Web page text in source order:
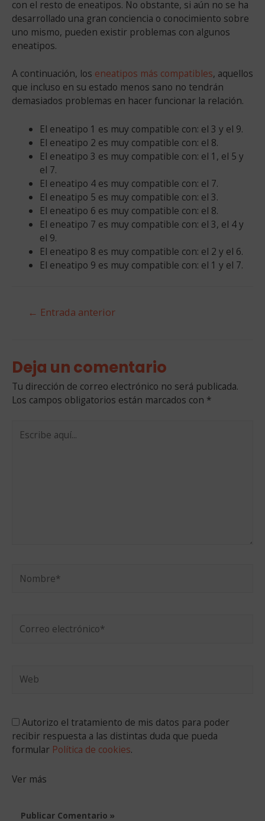
con el resto de eneatipos. No obstante, si aún no se ha
desarrollado una gran conciencia o conocimiento sobre
uno mismo, pueden existir problemas con algunos
eneatipos.
A continuación, los eneatipos más compatibles, aquellos
que incluso en su estado menos sano no tendrán
demasiados problemas en hacer funcionar la relación.
El eneatipo 1 es muy compatible con: el 3 y el 9.
El eneatipo 2 es muy compatible con: el 8.
El eneatipo 3 es muy compatible con: el 1, el 5 y
el 7.
El eneatipo 4 es muy compatible con: el 7.
El eneatipo 5 es muy compatible con: el 3.
El eneatipo 6 es muy compatible con: el 8.
El eneatipo 7 es muy compatible con: el 3, el 4 y
el 9.
El eneatipo 8 es muy compatible con: el 2 y el 6.
El eneatipo 9 es muy compatible con: el 1 y el 7.
Navegación
← Entrada anterior
Deja un comentario
Tu dirección de correo electrónico no será publicada.
Los campos obligatorios están marcados con *
aquí...
electrónico*
Autorizo el tratamiento de mis datos para poder
recibir respuesta a las distintas duda que pueda
formular Política de cookies.
Ver más